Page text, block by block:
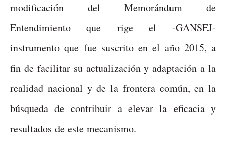
modificación del Memorándum de
Entendimiento que rige el -GANSEJ-
instrumento que fue suscrito en el año 2015, a
fin de facilitar su actualización y adaptación a la
realidad nacional y de la frontera común, en la
búsqueda de contribuir a elevar la eficacia y
resultados de este mecanismo.